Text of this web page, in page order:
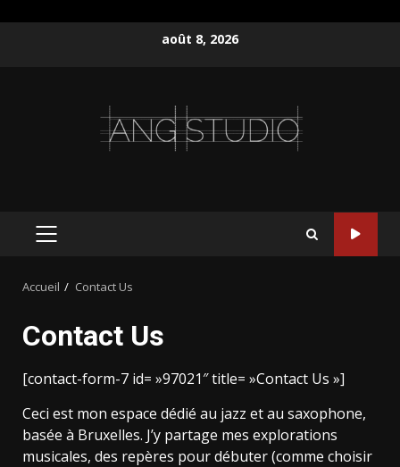
août 8, 2026
MENU
Accueil Contact Us
Contact Us
[contact-form-7 id= »97021″ title= »Contact Us »]
Ceci est mon espace dédié au jazz et au saxophone,
basée à Bruxelles. J’y partage mes explorations
musicales, des repères pour débuter (comme choisir